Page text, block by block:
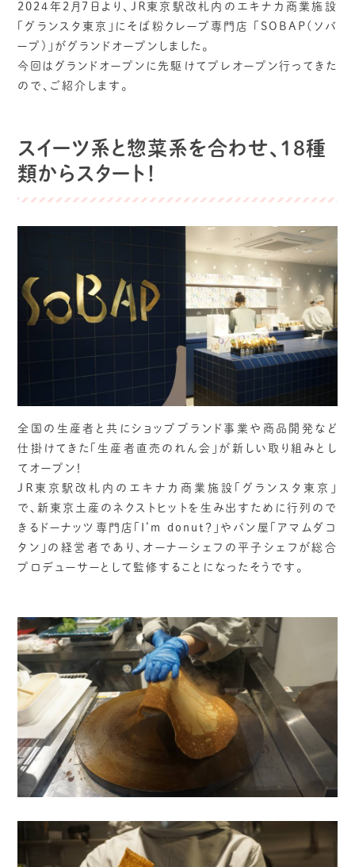
2024年2月7日より、ＪＲ東京駅改札内のエキナカ商業施設
「グランスタ東京」にそば粉クレープ専門店 「SOBAP(ソバ
ープ)」がグランドオープンしました。
今回はグランドオープンに先駆けてプレオープン行ってきた
ので、ご紹介します。
スイーツ系と惣菜系を合わせ、１８種
類からスタート！
全国の生産者と共にショップブランド事業や商品開発など
仕掛けてきた「生産者直売のれん会」が新しい取り組みとし
てオープン！
ＪＲ東京駅改札内のエキナカ商業施設「グランスタ東京」
で、新東京土産のネクストヒットを生み出すために行列ので
きるドーナッツ専門店「I’m donut？」やパン屋「アマムダコ
タン」の経営者であり、オーナーシェフの平子シェフが総合
プロデューサーとして監修することになったそうです。